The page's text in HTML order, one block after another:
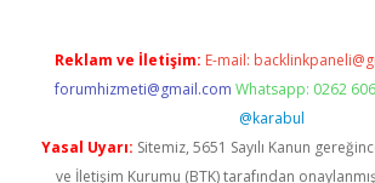
Reklam ve İletişim: E-mail:
forumhizmeti@gmail.com Whatsapp: 0262
@karabul
Yasal Uyarı: Sitemiz, 5651 Sayılı Kanun
ve İletişim Kurumu (BTK) tarafından